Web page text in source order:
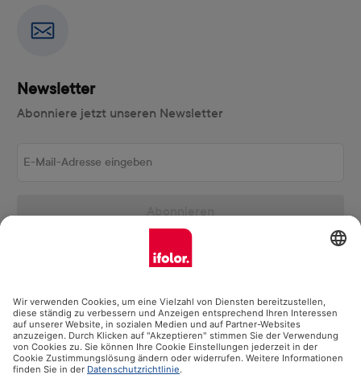
Newsletter
Abonniere jetzt unseren Newsletter
Vertrag widerrufen